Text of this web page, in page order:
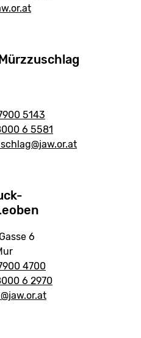
5143
6 5581
6
4700
6 2970